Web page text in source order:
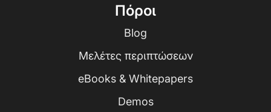
Πόροι
Blog
Μελέτες περιπτώσεων
eBooks & Whitepapers
Demos